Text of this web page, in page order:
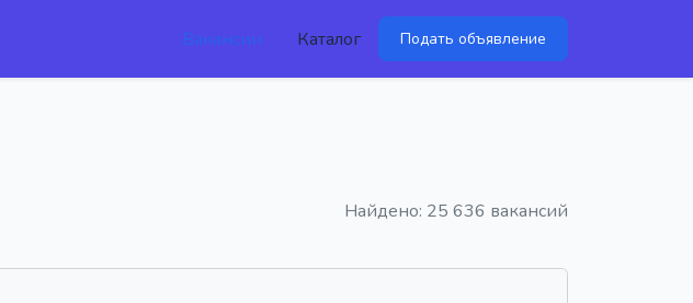
Вакансии Каталог Подать объявление
Найдено: 25 636 вакансий